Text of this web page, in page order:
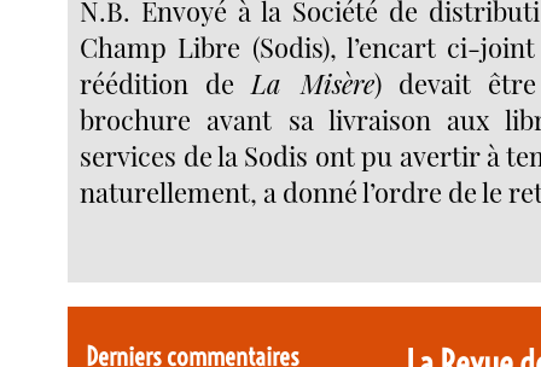
N.B. Envoyé à la Société de
Champ Libre (Sodis), l’encart ci-
réédition deLa Misère) devait
brochure avant sa livraison aux
services de la Sodis ont pu avertir à
naturellement, a donné l’ordre de le
Derniers commentaires